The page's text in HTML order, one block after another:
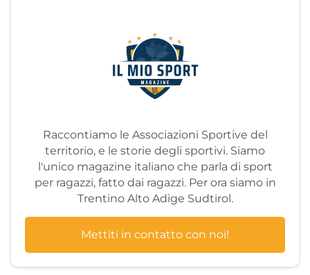
Raccontiamo le Associazioni Sportive del
territorio, e le storie degli sportivi. Siamo
l'unico magazine italiano che parla di sport
per ragazzi, fatto dai ragazzi. Per ora siamo in
Trentino Alto Adige Sudtirol.
Mettiti in contatto con noi!